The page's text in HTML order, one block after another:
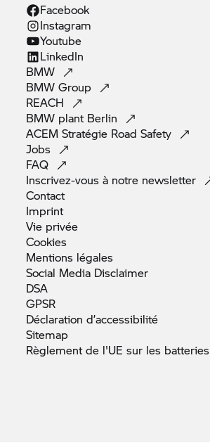
Facebook
Instagram
Youtube
LinkedIn
BMW
BMWGroup
REACH
BMW plant Berlin
ACEM Stratégie RoadSafety
Jobs
FAQ
Inscrivez-vous à notre newsletter
Contact
Imprint
Vie privée
Cookies
Mentions légales
Social Media Disclaimer
DSA
GPSR
Déclarationd’accessibilité
Sitemap
Règlement de l'UE sur les batteries